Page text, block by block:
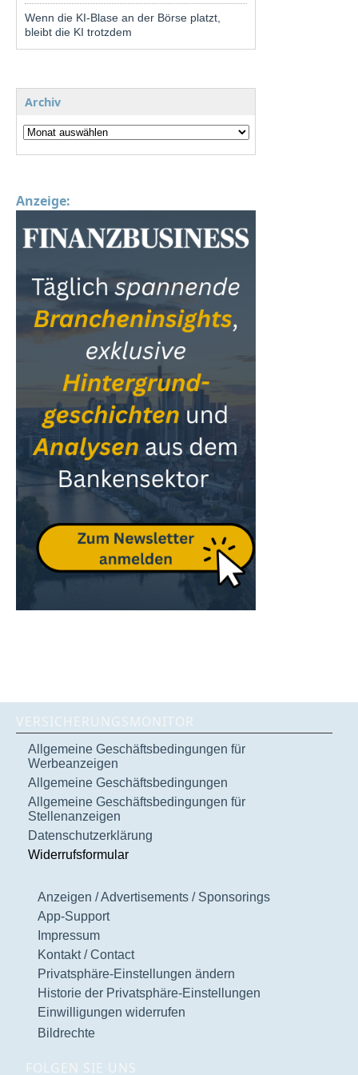
Wenn die KI-Blase an der Börse platzt,
bleibt die KI trotzdem
Archiv
Anzeige:
VERSICHERUNGSMONITOR
Allgemeine Geschäftsbedingungen für
Werbeanzeigen
Allgemeine Geschäftsbedingungen
Allgemeine Geschäftsbedingungen für
Stellenanzeigen
Datenschutzerklärung
Widerrufsformular
Anzeigen / Advertisements / Sponsorings
App-Support
Impressum
Kontakt / Contact
Privatsphäre-Einstellungen ändern
Historie der Privatsphäre-Einstellungen
Einwilligungen widerrufen
Bildrechte
FOLGEN SIE UNS